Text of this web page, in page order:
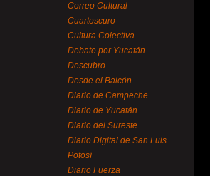
Correo Cultural
Cuartoscuro
Cultura Colectiva
Debate por Yucatán
Descubro
Desde el Balcón
Diario de Campeche
Diario de Yucatán
Diario del Sureste
Diario Digital de San Luis
Potosí
Diario Fuerza